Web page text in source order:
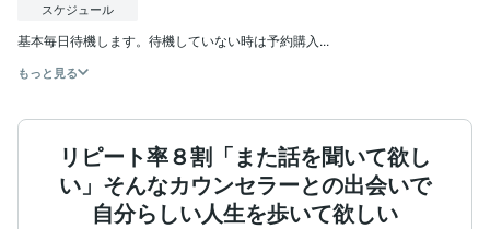
スケジュール
基本毎日待機します。待機していない時は予約購入...
もっと見る
リピート率８割「また話を聞いて欲し
い」そんなカウンセラーとの出会いで
自分らしい人生を歩いて欲しい